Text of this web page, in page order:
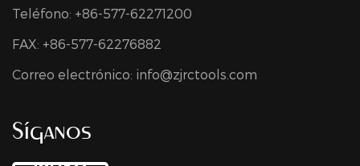
Teléfono: +86-577-62271200
FAX: +86-577-62276882
Correo electrónico: info@zjrctools.com
Síganos